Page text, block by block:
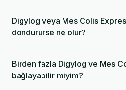
Digylog veya Mes Colis
döndürürse ne olur?
Birden fazla Digylog ve Mes
bağlayabilir miyim?